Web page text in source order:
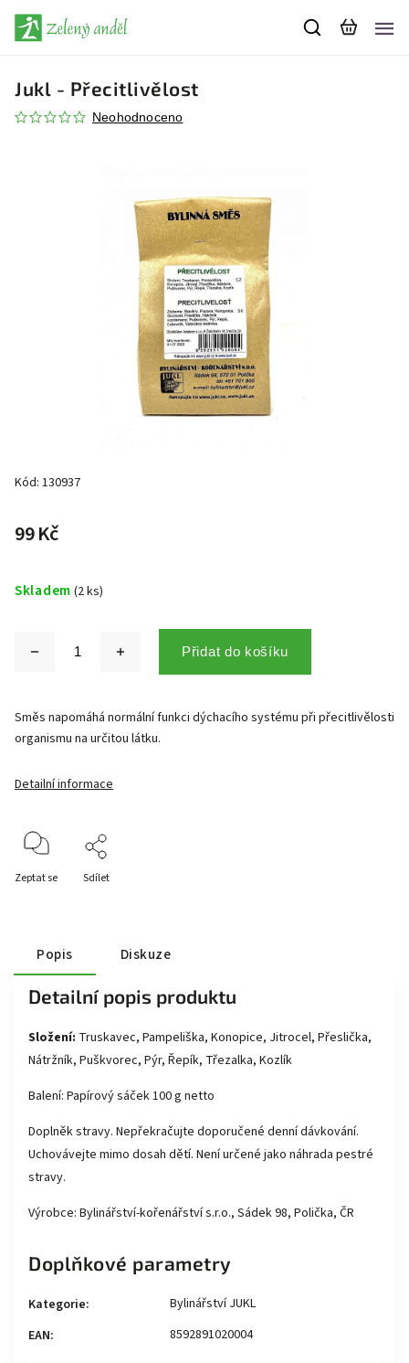
Jukl - Přecitlivělost
Neohodnoceno
Kód: 130937
99 Kč
Skladem (2 ks)
Přidat do košíku
Směs napomáhá normální funkci dýchacího systému při přecitlivělosti
organismu na určitou látku.
Detailní informace
Zeptat se Sdílet
Popis Diskuze
Detailní popis produktu
Složení: Truskavec, Pampeliška, Konopice, Jitrocel, Přeslička,
Nátržník, Puškvorec, Pýr, Řepík, Třezalka, Kozlík
Balení: Papírový sáček 100 g netto
Doplněk stravy. Nepřekračujte doporučené denní dávkování.
Uchovávejte mimo dosah dětí. Není určené jako náhrada pestré
stravy.
Výrobce: Bylinářství-kořenářství s.r.o., Sádek 98, Polička, ČR
Doplňkové parametry
Kategorie:
Bylinářství JUKL
EAN: 8592891020004